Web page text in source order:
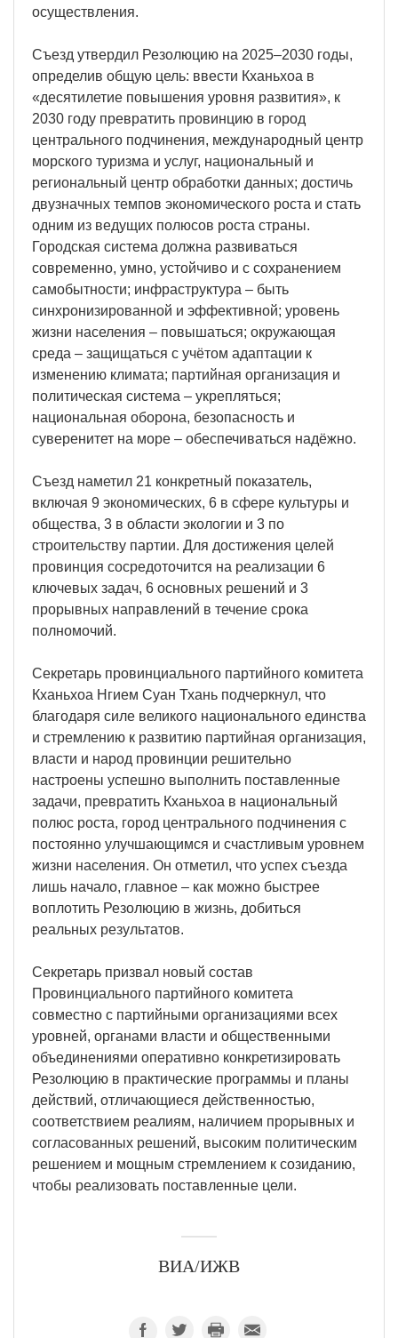
осуществления.
Съезд утвердил Резолюцию на 2025–2030 годы,
определив общую цель: ввести Кханьхоа в
«десятилетие повышения уровня развития», к
2030 году превратить провинцию в город
центрального подчинения, международный центр
морского туризма и услуг, национальный и
региональный центр обработки данных; достичь
двузначных темпов экономического роста и стать
одним из ведущих полюсов роста страны.
Городская система должна развиваться
современно, умно, устойчиво и с сохранением
самобытности; инфраструктура – быть
синхронизированной и эффективной; уровень
жизни населения – повышаться; окружающая
среда – защищаться с учётом адаптации к
изменению климата; партийная организация и
политическая система – укрепляться;
национальная оборона, безопасность и
суверенитет на море – обеспечиваться надёжно.
Съезд наметил 21 конкретный показатель,
включая 9 экономических, 6 в сфере культуры и
общества, 3 в области экологии и 3 по
строительству партии. Для достижения целей
провинция сосредоточится на реализации 6
ключевых задач, 6 основных решений и 3
прорывных направлений в течение срока
полномочий.
Секретарь провинциального партийного комитета
Кханьхоа Нгием Суан Тхань подчеркнул, что
благодаря силе великого национального единства
и стремлению к развитию партийная организация,
власти и народ провинции решительно
настроены успешно выполнить поставленные
задачи, превратить Кханьхоа в национальный
полюс роста, город центрального подчинения с
постоянно улучшающимся и счастливым уровнем
жизни населения. Он отметил, что успех съезда
лишь начало, главное – как можно быстрее
воплотить Резолюцию в жизнь, добиться
реальных результатов.
Секретарь призвал новый состав
Провинциального партийного комитета
совместно с партийными организациями всех
уровней, органами власти и общественными
объединениями оперативно конкретизировать
Резолюцию в практические программы и планы
действий, отличающиеся действенностью,
соответствием реалиям, наличием прорывных и
согласованных решений, высоким политическим
решением и мощным стремлением к созиданию,
чтобы реализовать поставленные цели.
ВИА/ИЖВ